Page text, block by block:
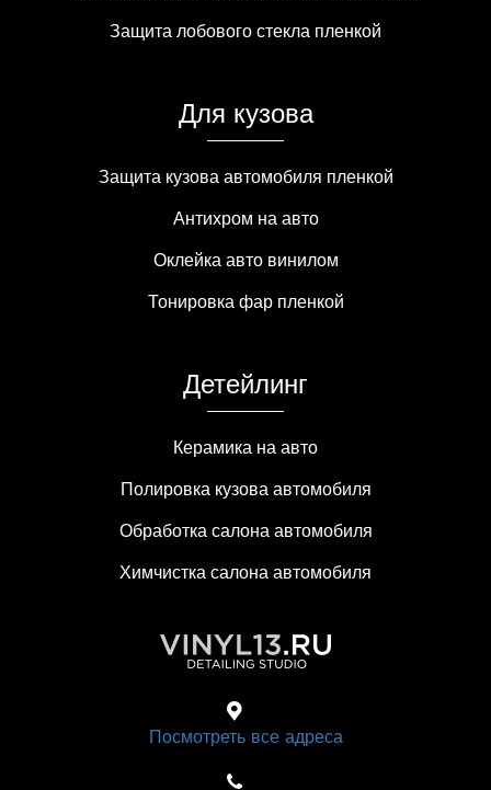
Защита лобового стекла пленкой
Для кузова
Защита кузова автомобиля пленкой
Антихром на авто
Оклейка авто винилом
Тонировка фар пленкой
Детейлинг
Керамика на авто
Полировка кузова автомобиля
Обработка салона автомобиля
Химчистка салона автомобиля
Посмотреть все адреса